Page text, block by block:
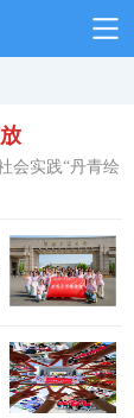
会实践“丹青绘